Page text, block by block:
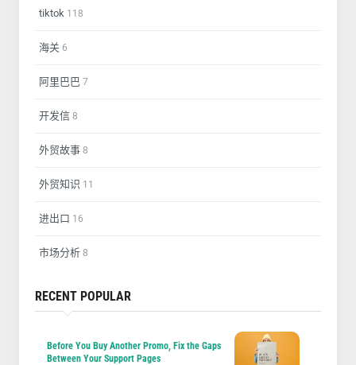
tiktok 118
海关 6
阿里巴巴 7
开发信 8
外贸故事 8
外贸知识 11
进出口 16
市场分析 8
RECENT POPULAR
Before You Buy Another Promo, Fix the Gaps
Between Your Support Pages